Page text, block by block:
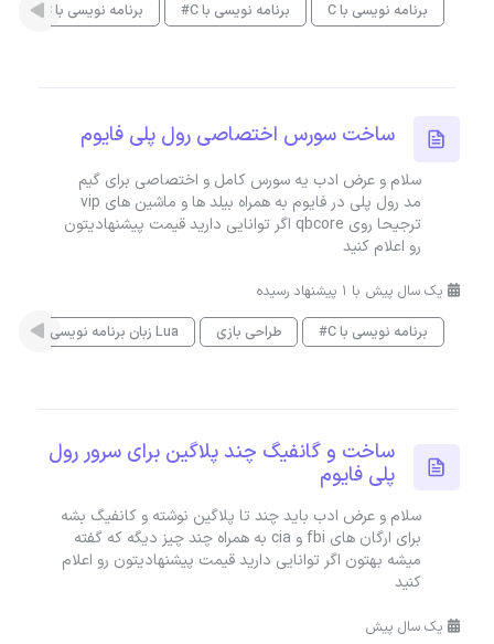
برنامه نویسی با C برنامه نویسی با C# برنامه نویسی با C++
ساخت سورس اختصاصی رول پلی فایوم
سلام و عرض ادب یه سورس کامل و اختصاصی برای گیم
مد رول پلی در فایوم به همراه بیلد ها و ماشین های vip
ترجیحا روی qbcore اگر توانایی دارید قیمت پیشنهادیتون
رو اعلام کنید
یک سال پیش با 1 پیشنهاد رسیده
برنامه نویسی با C#
طراحی بازی زبان برنامه نویسی Lua
ساخت و گانفیگ چند پلاگین برای سرور رول
پلی فایوم
سلام و عرض ادب باید چند تا پلاگین نوشته و کانفیگ بشه
برای ارگان های fbi و cia به همراه چند چیز دیگه که گفته
میشه بهتون اگر توانایی دارید قیمت پیشنهادیتون رو اعلام
کنید
یک سال پیش